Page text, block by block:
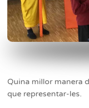
Quina millor manera
que representar-les.